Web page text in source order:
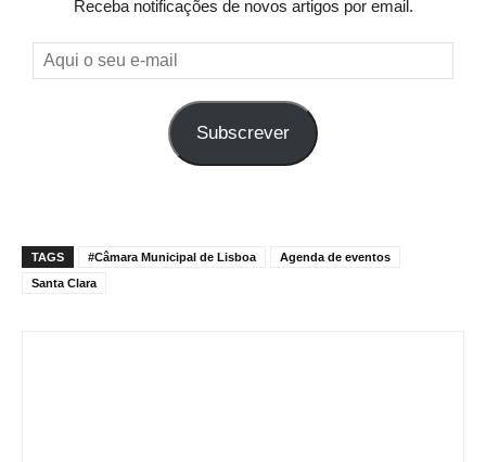
Receba notificações de novos artigos por email.
Aqui
o
Subscrever
TAGS #Câmara Municipal de Lisboa
Agenda de eventos
Santa Clara